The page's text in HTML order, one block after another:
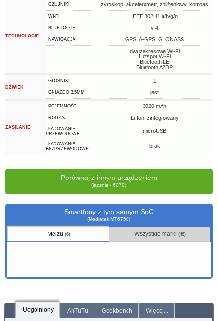
TECHNOLOGIE
CZUJNIKI żyroskop, akcelerometr, zbliżeniowy, kompas
WI-FI IEEE 802.11 a/b/g/n
BLUETOOTH v 4
NAWIGACJA
GPS, A-GPS, GLONASS
dwuzakresowe Wi-Fi
Hotspot Wi-Fi
Bluetooth LE
Bluetooth A2DP
DŹWIĘK
GŁOŚNIKI 1
GNIAZDO 3,5MM jest
ZASILANIE
POJEMNOŚĆ 3020 mAh
RODZAJ Li-Ion, zintegrowany
ŁADOWANIE
PRZEWODOWE
microUSB
ŁADOWANIE
BEZPRZEWODOWE
brak
Porównaj z innym urządzeniem
(łącznie - 6070)
Smartfony z tym samym SoC
(Mediatek MT6750)
Meizu (6) Wszystkie marki (46)
Uogólniony AnTuTu Geekbench Więcej...